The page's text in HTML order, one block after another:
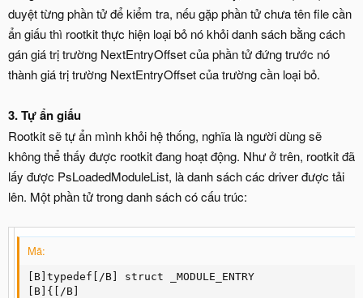
duyệt từng phần tử để kiểm tra, nếu gặp phần tử chưa tên file cần
ẩn giấu thì rootkit thực hiện loại bỏ nó khỏi danh sách bằng cách
gán giá trị trường NextEntryOffset của phần tử đứng trước nó
thành giá trị trường NextEntryOffset của trường cần loại bỏ.
3. Tự ẩn giấu
Rootkit sẽ tự ẩn mình khỏi hệ thống, nghĩa là người dùng sẽ
không thể thấy được rootkit đang hoạt động. Như ở trên, rootkit đã
lấy được PsLoadedModuleList, là danh sách các driver được tải
lên. Một phần tử trong danh sách có cấu trúc:
Mã:
[B]typedef[/B] struct _MODULE_ENTRY
[B]{[/B]